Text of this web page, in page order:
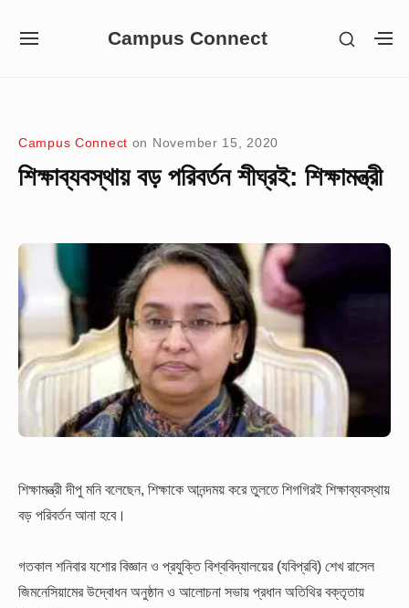
Campus Connect
SITE
SHOW
Campus Connect on November 15, 2020
শিক্ষাব্যবস্থায় বড় পরিবর্তন শীঘ্রই: শিক্ষামন্ত্রী
শিক্ষামন্ত্রী দীপু মনি বলেছেন, শিক্ষাকে আনন্দময় করে তুলতে শিগগিরই শিক্ষাব্যবস্থায়
বড় পরিবর্তন আনা হবে।
গতকাল শনিবার যশোর বিজ্ঞান ও প্রযুক্তি বিশ্ববিদ্যালয়ের (যবিপ্রবি) শেখ রাসেল
জিমনেসিয়ামের উদ্বোধন অনুষ্ঠান ও আলোচনা সভায় প্রধান অতিথির বক্তৃতায়